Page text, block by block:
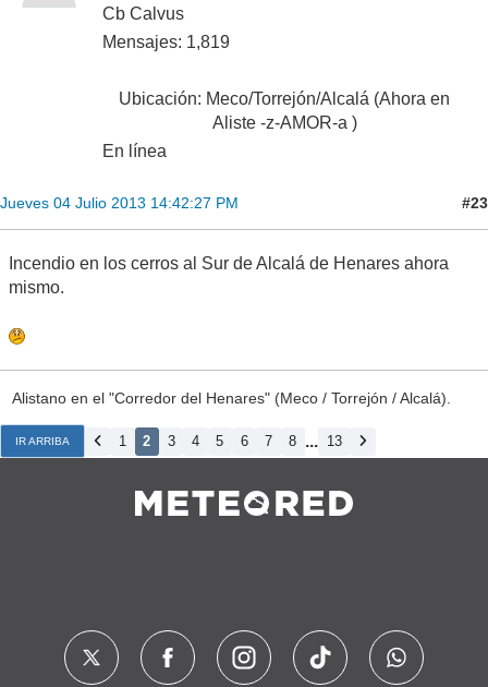
Cb Calvus
Mensajes: 1,819
Ubicación: Meco/Torrejón/Alcalá (Ahora en
Aliste -z-AMOR-a )
En línea
Jueves 04 Julio 2013 14:42:27 PM #23
Incendio en los cerros al Sur de Alcalá de Henares ahora
mismo.
Alistano en el "Corredor del Henares" (Meco / Torrejón / Alcalá).
IR ARRIBA 1 2 3 4 5 6 7 8 ... 13